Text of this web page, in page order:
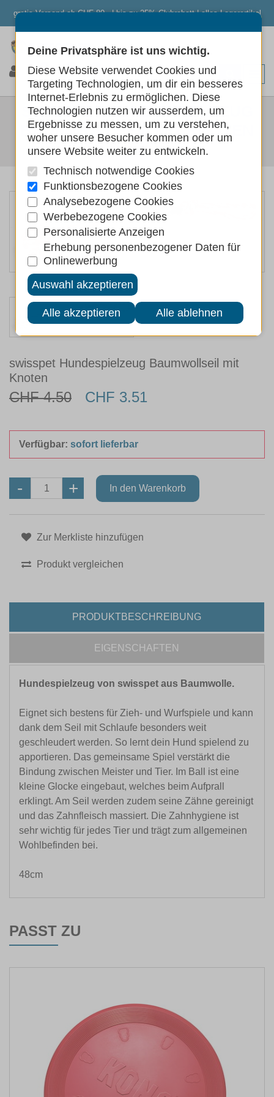
gratis Versand ab CHF 80.- | bis zu 25% Clubrabatt | alles Lagerartikel
0 0 0
SWISSPET HUNDESPIELZEUG
BAUMWOLLSEIL MIT KNOTEN
Hunde Hundespielzeug
swisspet Hundespielzeug Baumwollseil mit
Knoten
CHF 4.50 CHF 3.51
Verfügbar: sofort lieferbar
Zur Merkliste hinzufügen
Produkt vergleichen
PRODUKTBESCHREIBUNG
EIGENSCHAFTEN
Hundespielzeug von swisspet aus Baumwolle.
Eignet sich bestens für Zieh- und Wurfspiele und kann
dank dem Seil mit Schlaufe besonders weit
geschleudert werden. So lernt dein Hund spielend zu
apportieren. Das gemeinsame Spiel verstärkt die
Bindung zwischen Meister und Tier. Im Ball ist eine
kleine Glocke eingebaut, welches beim Aufprall
erklingt. Am Seil werden zudem seine Zähne gereinigt
und das Zahnfleisch massiert. Die Zahnhygiene ist
sehr wichtig für jedes Tier und trägt zum allgemeinen
Wohlbefinden bei.
48cm
PASST ZU
Deine Privatsphäre ist uns wichtig.
Diese Website verwendet Cookies und
Targeting Technologien, um dir ein besseres
Internet-Erlebnis zu ermöglichen. Diese
Technologien nutzen wir ausserdem, um
Ergebnisse zu messen, um zu verstehen,
woher unsere Besucher kommen oder um
unsere Website weiter zu entwickeln.
Technisch notwendige Cookies
Funktionsbezogene Cookies
Analysebezogene Cookies
Werbebezogene Cookies
Personalisierte Anzeigen
Erhebung personenbezogener Daten für
Onlinewerbung